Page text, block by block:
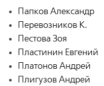
Папков Александр
Перевозников К.
Пестова Зоя
Пластинин Евгений
Платонов Андрей
Плигузов Андрей